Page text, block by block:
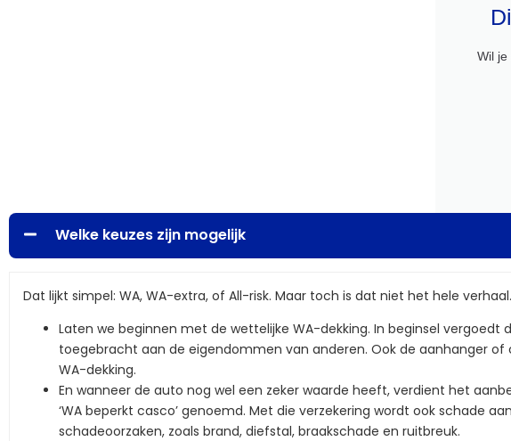
Wil je
Welke keuzes zijn mogelijk
Dat lijkt simpel: WA, WA-extra, of All-risk. Maar toch is dat niet het hele verhaal.
Laten we beginnen met de wettelijke WA-dekking. In beginsel
toegebracht aan de eigendommen van anderen. Ook de aanhanger
WA-dekking.
En wanneer de auto nog wel een zeker waarde heeft, verdient het
‘WA beperkt casco’ genoemd. Met die verzekering wordt ook schade
schadeoorzaken, zoals brand, diefstal, braakschade en ruitbreuk.